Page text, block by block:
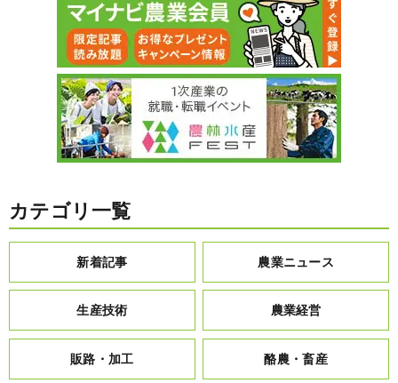
カテゴリ一覧
新着記事 農業ニュース
生産技術 農業経営
販路・加工 酪農・畜産